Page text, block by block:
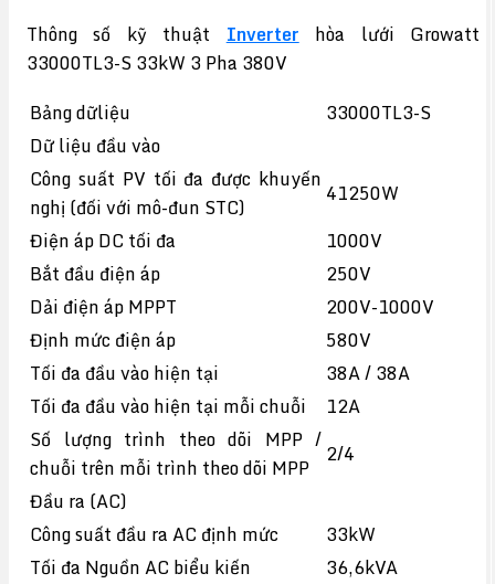
Thông số kỹ thuậtInverterhòa lưới Growatt
33000TL3-S 33kW 3 Pha 380V
Bảng dữliệu
33000TL3-S
Dữ liệu đầu vào
Công suất PV tối đa được khuyến
nghị (đối với mô-đun STC)
41250W
Điện áp DC tối đa
1000V
Bắt đầu điện áp
250V
Dải điện áp MPPT
200V-1000V
Định mức điện áp
580V
Tối đa đầu vào hiện tại
38A / 38A
Tối đa đầu vào hiện tại mỗi chuỗi
12A
Số lượng trình theo dõi MPP /
chuỗi trên mỗi trình theo dõi MPP
2/4
Đầu ra (AC)
Công suất đầu ra AC định mức
33kW
Tối đa Nguồn AC biểu kiến
36,6kVA